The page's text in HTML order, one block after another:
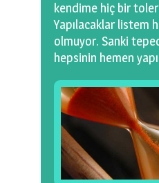
kendime hiç bir
Yapılacaklar listem
olmuyor. Sanki
hepsinin hemen